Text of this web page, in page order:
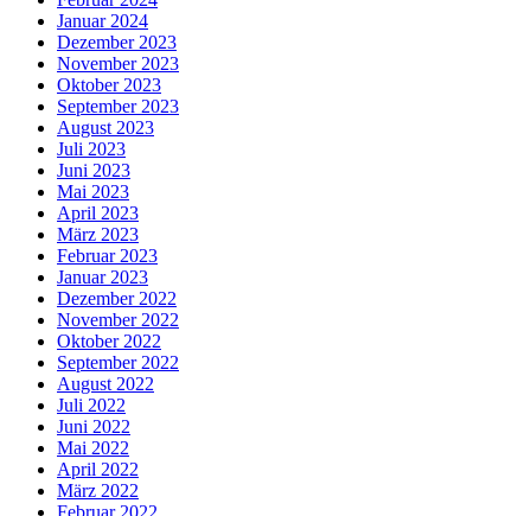
Januar 2024
Dezember 2023
November 2023
Oktober 2023
September 2023
August 2023
Juli 2023
Juni 2023
Mai 2023
April 2023
März 2023
Februar 2023
Januar 2023
Dezember 2022
November 2022
Oktober 2022
September 2022
August 2022
Juli 2022
Juni 2022
Mai 2022
April 2022
März 2022